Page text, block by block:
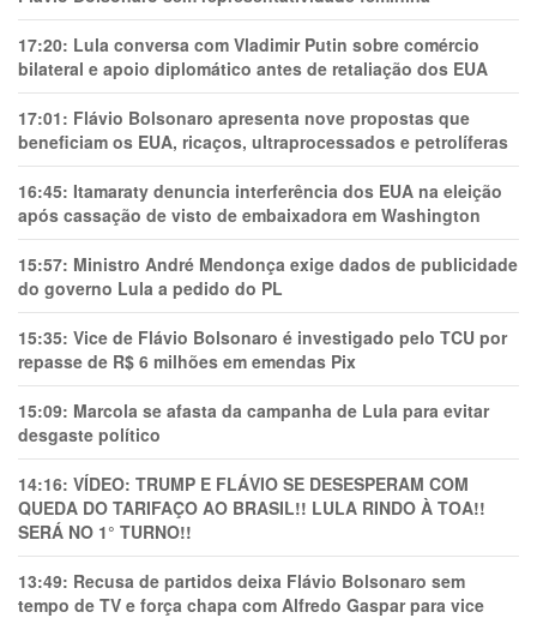
17:20: Lula conversa com Vladimir Putin sobre comércio
bilateral e apoio diplomático antes de retaliação dos EUA
17:01: Flávio Bolsonaro apresenta nove propostas que
beneficiam os EUA, ricaços, ultraprocessados e petrolíferas
16:45: Itamaraty denuncia interferência dos EUA na eleição
após cassação de visto de embaixadora em Washington
15:57: Ministro André Mendonça exige dados de publicidade
do governo Lula a pedido do PL
15:35: Vice de Flávio Bolsonaro é investigado pelo TCU por
repasse de R$ 6 milhões em emendas Pix
15:09: Marcola se afasta da campanha de Lula para evitar
desgaste político
14:16: VÍDEO: TRUMP E FLÁVIO SE DESESPERAM COM
QUEDA DO TARIFAÇO AO BRASIL!! LULA RINDO À TOA!!
SERÁ NO 1° TURNO!!
13:49: Recusa de partidos deixa Flávio Bolsonaro sem
tempo de TV e força chapa com Alfredo Gaspar para vice